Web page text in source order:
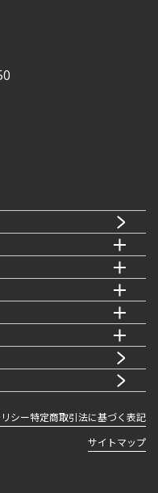
シー特定商取引法に基づく表記
サイトマップ